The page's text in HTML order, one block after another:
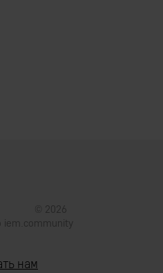
© 2026
iem.community
нам